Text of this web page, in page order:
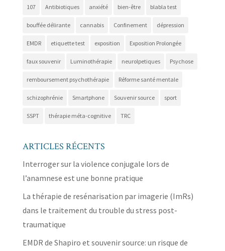
107 Antibiotiques anxiété bien-être blabla test
bouffée délirante cannabis Confinement dépression
EMDR etiquette test exposition Exposition Prolongée
faux souvenir Luminothérapie neurolpetiques Psychose
remboursement psychothérapie Réforme santé mentale
schizophrénie Smartphone Souvenir source sport
SSPT thérapie méta-cognitive TRC
ARTICLES RÉCENTS
Interroger sur la violence conjugale lors de
l’anamnese est une bonne pratique
La thérapie de resénarisation par imagerie (ImRs)
dans le traitement du trouble du stress post-
traumatique
EMDR de Shapiro et souvenir source: un risque de